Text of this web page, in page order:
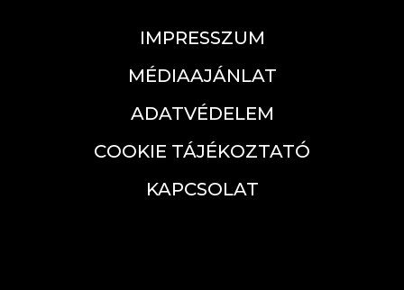
IMPRESSZUM
MÉDIAAJÁNLAT
ADATVÉDELEM
COOKIE TÁJÉKOZTATÓ
KAPCSOLAT